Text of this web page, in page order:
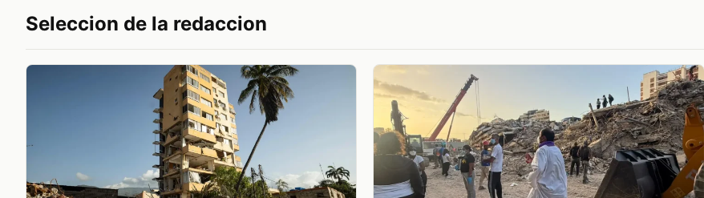
Seleccion de la redaccion